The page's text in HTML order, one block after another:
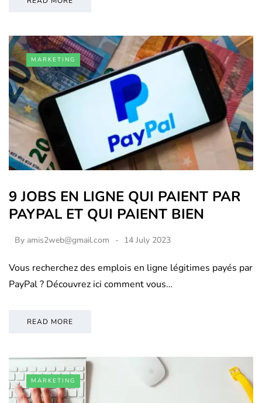
MARKETING
9 JOBS EN LIGNE QUI PAIENT PAR
PAYPAL ET QUI PAIENT BIEN
By amis2web@gmail.com 14 July 2023
Vous recherchez des emplois en ligne légitimes payés par
PayPal ? Découvrez ici comment vous…
READ MORE
MARKETING